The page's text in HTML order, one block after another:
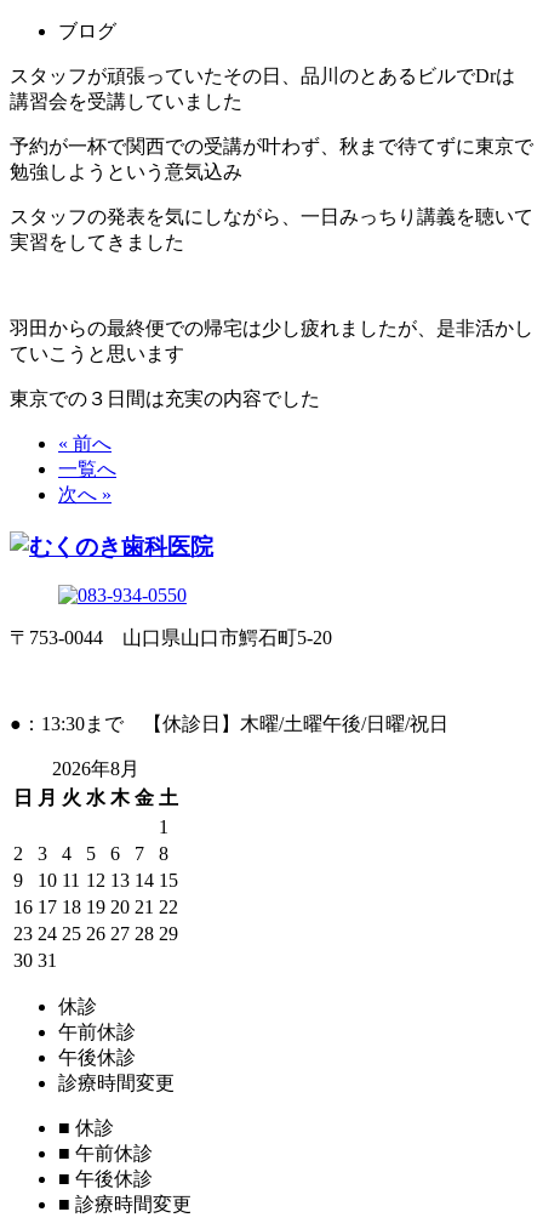
ブログ
スタッフが頑張っていたその日、品川のとあるビルでDrは
講習会を受講していました
予約が一杯で関西での受講が叶わず、秋まで待てずに東京で
勉強しようという意気込み
スタッフの発表を気にしながら、一日みっちり講義を聴いて
実習をしてきました
羽田からの最終便での帰宅は少し疲れましたが、是非活かし
ていこうと思います
東京での３日間は充実の内容でした
« 前へ
一覧へ
次へ »
〒753-0044 山口県山口市鰐石町5-20
●：13:30まで 【休診日】木曜/土曜午後/日曜/祝日
2026年8月
日
月 火 水 木 金 土
1
2
3 4 5 6 7
8
9
10 11 12 13 14 15
16 17 18 19 20 21 22
23 24 25 26 27 28 29
30 31
休診
午前休診
午後休診
診療時間変更
■ 休診
■ 午前休診
■ 午後休診
■ 診療時間変更